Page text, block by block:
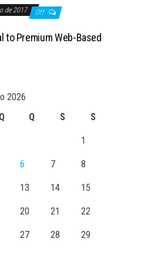
de 2017 Off
to Premium Web-Based
2026
Q Q S S
1
6 7 8
13 14 15
20 21 22
27 28 29